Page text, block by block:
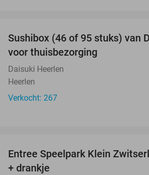
Sushibox (46 of 95 stuks) van
voor thuisbezorging
Daisuki Heerlen
Heerlen
Verkocht: 267
Entree Speelpark Klein
+ drankje